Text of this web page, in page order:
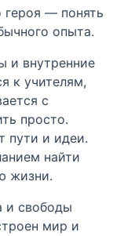
героя — понять
опыта.
и внутренние
к учителям,
с
просто.
пути и идеи.
найти
жизни.
и свободы
мир и